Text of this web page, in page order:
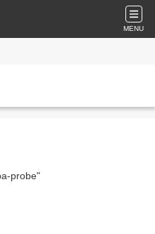
MENU